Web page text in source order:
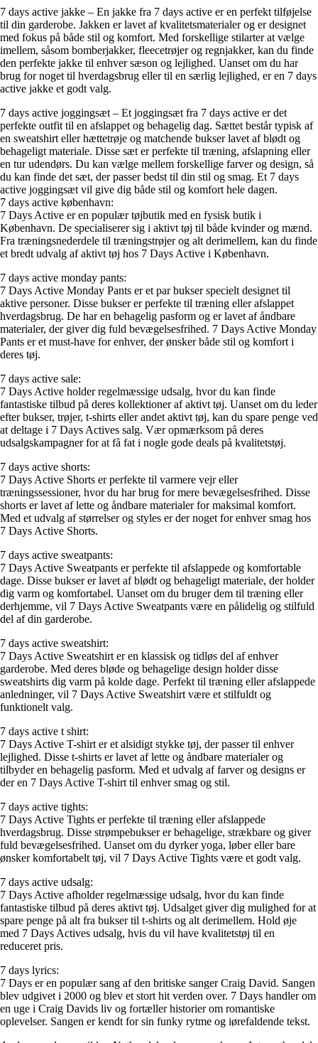
7 days active jakke – En jakke fra 7 days active er en perfekt tilføjelse
til din garderobe. Jakken er lavet af kvalitetsmaterialer og er designet
med fokus på både stil og komfort. Med forskellige stilarter at vælge
imellem, såsom bomberjakker, fleecetrøjer og regnjakker, kan du finde
den perfekte jakke til enhver sæson og lejlighed. Uanset om du har
brug for noget til hverdagsbrug eller til en særlig lejlighed, er en 7 days
active jakke et godt valg.
7 days active joggingsæt – Et joggingsæt fra 7 days active er det
perfekte outfit til en afslappet og behagelig dag. Sættet består typisk af
en sweatshirt eller hættetrøje og matchende bukser lavet af blødt og
behageligt materiale. Disse sæt er perfekte til træning, afslapning eller
en tur udendørs. Du kan vælge mellem forskellige farver og design, så
du kan finde det sæt, der passer bedst til din stil og smag. Et 7 days
active joggingsæt vil give dig både stil og komfort hele dagen.
7 days active københavn:
7 Days Active er en populær tøjbutik med en fysisk butik i
København. De specialiserer sig i aktivt tøj til både kvinder og mænd.
Fra træningsnederdele til træningstrøjer og alt derimellem, kan du finde
et bredt udvalg af aktivt tøj hos 7 Days Active i København.
7 days active monday pants:
7 Days Active Monday Pants er et par bukser specielt designet til
aktive personer. Disse bukser er perfekte til træning eller afslappet
hverdagsbrug. De har en behagelig pasform og er lavet af åndbare
materialer, der giver dig fuld bevægelsesfrihed. 7 Days Active Monday
Pants er et must-have for enhver, der ønsker både stil og komfort i
deres tøj.
7 days active sale:
7 Days Active holder regelmæssige udsalg, hvor du kan finde
fantastiske tilbud på deres kollektioner af aktivt tøj. Uanset om du leder
efter bukser, trøjer, t-shirts eller andet aktivt tøj, kan du spare penge ved
at deltage i 7 Days Actives salg. Vær opmærksom på deres
udsalgskampagner for at få fat i nogle gode deals på kvalitetstøj.
7 days active shorts:
7 Days Active Shorts er perfekte til varmere vejr eller
træningssessioner, hvor du har brug for mere bevægelsesfrihed. Disse
shorts er lavet af lette og åndbare materialer for maksimal komfort.
Med et udvalg af størrelser og styles er der noget for enhver smag hos
7 Days Active Shorts.
7 days active sweatpants:
7 Days Active Sweatpants er perfekte til afslappede og komfortable
dage. Disse bukser er lavet af blødt og behageligt materiale, der holder
dig varm og komfortabel. Uanset om du bruger dem til træning eller
derhjemme, vil 7 Days Active Sweatpants være en pålidelig og stilfuld
del af din garderobe.
7 days active sweatshirt:
7 Days Active Sweatshirt er en klassisk og tidløs del af enhver
garderobe. Med deres bløde og behagelige design holder disse
sweatshirts dig varm på kolde dage. Perfekt til træning eller afslappede
anledninger, vil 7 Days Active Sweatshirt være et stilfuldt og
funktionelt valg.
7 days active t shirt:
7 Days Active T-shirt er et alsidigt stykke tøj, der passer til enhver
lejlighed. Disse t-shirts er lavet af lette og åndbare materialer og
tilbyder en behagelig pasform. Med et udvalg af farver og designs er
der en 7 Days Active T-shirt til enhver smag og stil.
7 days active tights:
7 Days Active Tights er perfekte til træning eller afslappede
hverdagsbrug. Disse strømpebukser er behagelige, strækbare og giver
fuld bevægelsesfrihed. Uanset om du dyrker yoga, løber eller bare
ønsker komfortabelt tøj, vil 7 Days Active Tights være et godt valg.
7 days active udsalg:
7 Days Active afholder regelmæssige udsalg, hvor du kan finde
fantastiske tilbud på deres aktivt tøj. Udsalget giver dig mulighed for at
spare penge på alt fra bukser til t-shirts og alt derimellem. Hold øje
med 7 Days Actives udsalg, hvis du vil have kvalitetstøj til en
reduceret pris.
7 days lyrics:
7 Days er en populær sang af den britiske sanger Craig David. Sangen
blev udgivet i 2000 og blev et stort hit verden over. 7 Days handler om
en uge i Craig Davids liv og fortæller historier om romantiske
oplevelser. Sangen er kendt for sin funky rytme og iørefaldende tekst.